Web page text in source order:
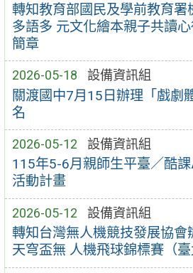
轉知教育部國民及學前教育署
多語多 元文化繪本親子共讀
簡章
2026-05-18 設備資訊組
關渡國中7月15日辦理「戲劇
名
2026-05-12 設備資訊組
115年5-6月親師生平臺／酷課
活動計畫
2026-05-12 設備資訊組
轉知台灣無人機競技發展協會
天穹盃無 人機飛球錦標賽（臺